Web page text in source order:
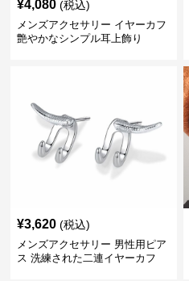
¥4,080 (税込)
メンズアクセサリー イヤーカフ
艶やかなシンプル耳上飾り
¥3,620 (税込)
メンズアクセサリー 男性用ピア
ス 洗練された二連イヤーカフ